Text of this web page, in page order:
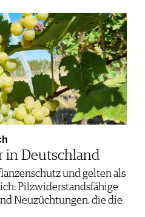
in Deutschland
und gelten als
Pilzwiderstandsfähige
Neuzüchtungen, die die